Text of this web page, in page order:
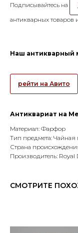
Подписывайтесь на
антикварных товаров
Наш антикварный
рейти на Авито
Антиквариат на
Материал: Фарфор
Тип предмета: Чайная
Страна
Производитель: Royal
СМОТРИТЕ